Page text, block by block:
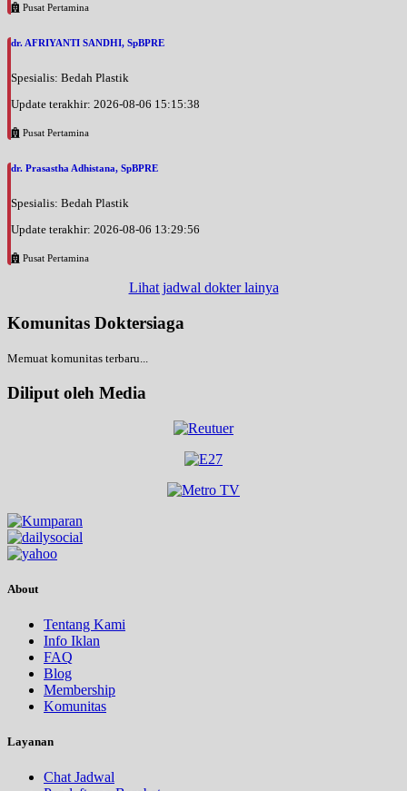
Pusat Pertamina
dr. AFRIYANTI SANDHI, SpBPRE
Spesialis: Bedah Plastik
Update terakhir: 2026-08-06 15:15:38
Pusat Pertamina
dr. Prasastha Adhistana, SpBPRE
Spesialis: Bedah Plastik
Update terakhir: 2026-08-06 13:29:56
Pusat Pertamina
Lihat jadwal dokter lainya
Komunitas Doktersiaga
Memuat komunitas terbaru...
Diliput oleh Media
About
Tentang Kami
Info Iklan
FAQ
Blog
Membership
Komunitas
Layanan
Chat Jadwal